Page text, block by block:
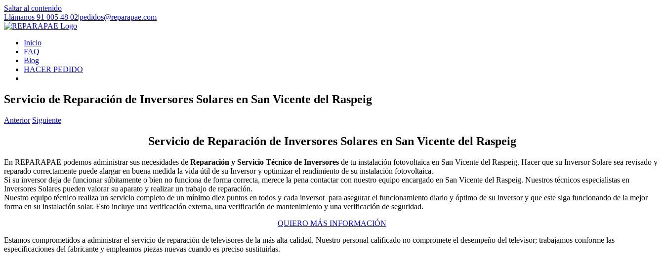
Saltar al contenido
Llámanos 91 005 48 02|pedidos@reparapae.com
Inicio
FAQ
Blog
HACER PEDIDO
Servicio de Reparación de Inversores Solares en San Vicente del Raspeig
Anterior Siguiente
Servicio de Reparación de Inversores Solares en San Vicente del Raspeig
En REPARAPAE podemos administrar sus necesidades de Reparación y Servicio Técnico de Inversores de tu instalación fotovoltaica en San Vicente del Raspeig. Hacer que su Inversor Solare sea revisado y
reparado correctamente puede alargar en buena medida la vida útil de su Inversor y optimizar el rendimiento de su instalación fotovoltaica.
Si su inversor deja de funcionar súbitamente o bien no funciona de forma correcta, merece la pena contactar con nuestro equipo encargado en San Vicente del Raspeig. Nuestros técnicos especialistas en
Inversores Solares pueden valorar su aparato y realizar un trabajo de reparación.
Nuestro equipo técnico realiza un servicio completo de un mínimo diez puntos en todos y cada inversot para asegurar el funcionamiento diario y óptimo de su inversor y que este siga funcionando de la mejor
forma en su instalación solar. Esto incluye una verificación externa, una verificación de mantenimiento y una verificación de seguridad.
QUIERO MÁS INFORMACIÓN
Estamos comprometidos a administrar el servicio de reparación de televisores de la más alta calidad. Nuestro personal calificado no compromete el desempeño del televisor; trabajamos conforme las
especificaciones del fabricante y empleamos piezas nuevas cuando es preciso sustituirlas.